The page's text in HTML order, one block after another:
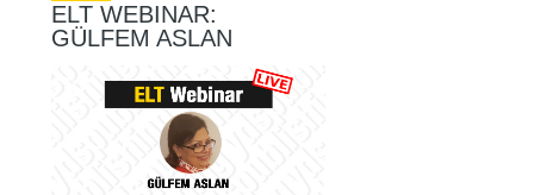
ELT WEBINAR:
GÜLFEM ASLAN